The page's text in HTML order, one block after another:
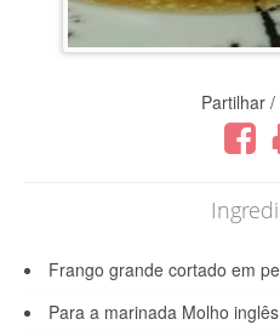
Partilhar
Frango grande cortado em
Para a marinada Molho